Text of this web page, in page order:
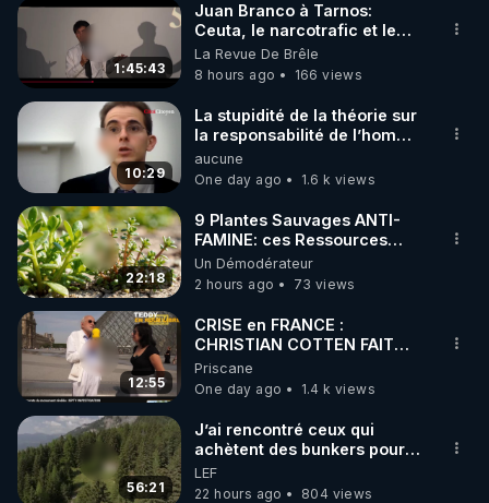
1:45:43
Juan Branco à Tarnos:
Ceuta, le narcotrafic et le
pouvoir en France
La Revue De Brêle
8 hours ago
166 views
10:29
La stupidité de la théorie sur
la responsabilité de l’homme
concernant le dioxyde de
carbone.
aucune
One day ago
1.6 k views
22:18
9 Plantes Sauvages ANTI-
FAMINE: ces Ressources
JARDIN&des Haies
Un Démodérateur
2 hours ago
73 views
12:55
CRISE en FRANCE :
CHRISTIAN COTTEN FAIT
une étrange découverte
Priscane
One day ago
1.4 k views
56:21
J’ai rencontré ceux qui
achètent des bunkers pour
survivre à la fin du monde
LEF
22 hours ago
804 views